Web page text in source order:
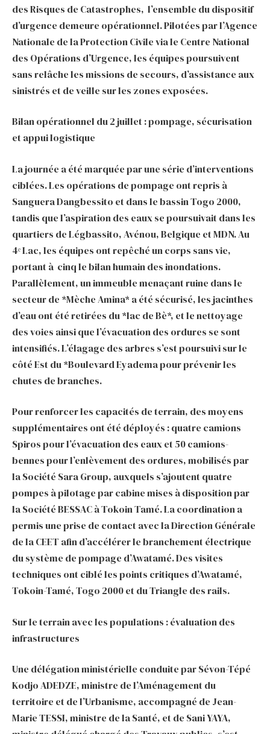
des Risques de Catastrophes, l’ensemble du dispositif
d’urgence demeure opérationnel. Pilotées par l’Agence
Nationale de la Protection Civile via le Centre National
des Opérations d’Urgence, les équipes poursuivent
sans relâche les missions de secours, d’assistance aux
sinistrés et de veille sur les zones exposées.
Bilan opérationnel du 2 juillet : pompage, sécurisation
et appui logistique
La journée a été marquée par une série d’interventions
ciblées. Les opérations de pompage ont repris à
Sanguera Dangbessito et dans le bassin Togo 2000,
tandis que l’aspiration des eaux se poursuivait dans les
quartiers de Légbassito, Avénou, Belgique et MDN. Au
4ᵉ Lac, les équipes ont repêché un corps sans vie,
portant à cinq le bilan humain des inondations.
Parallèlement, un immeuble menaçant ruine dans le
secteur de *Mèche Amina* a été sécurisé, les jacinthes
d’eau ont été retirées du *lac de Bè*, et le nettoyage
des voies ainsi que l’évacuation des ordures se sont
intensifiés. L’élagage des arbres s’est poursuivi sur le
côté Est du *Boulevard Eyadema pour prévenir les
chutes de branches.
Pour renforcer les capacités de terrain, des moyens
supplémentaires ont été déployés : quatre camions
Spiros pour l’évacuation des eaux et 50 camions-
bennes pour l’enlèvement des ordures, mobilisés par
la Société Sara Group, auxquels s’ajoutent quatre
pompes à pilotage par cabine mises à disposition par
la Société BESSAC à Tokoin Tamé. La coordination a
permis une prise de contact avec la Direction Générale
de la CEET afin d’accélérer le branchement électrique
du système de pompage d’Awatamé. Des visites
techniques ont ciblé les points critiques d’Awatamé,
Tokoin-Tamé, Togo 2000 et du Triangle des rails.
Sur le terrain avec les populations : évaluation des
infrastructures
Une délégation ministérielle conduite par Sévon-Tépé
Kodjo ADEDZE, ministre de l’Aménagement du
territoire et de l’Urbanisme, accompagné de Jean-
Marie TESSI, ministre de la Santé, et de Sani YAYA,